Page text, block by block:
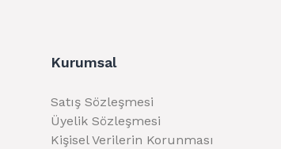
Kurumsal
Satış Sözleşmesi
Üyelik Sözleşmesi
Kişisel Verilerin Korunması